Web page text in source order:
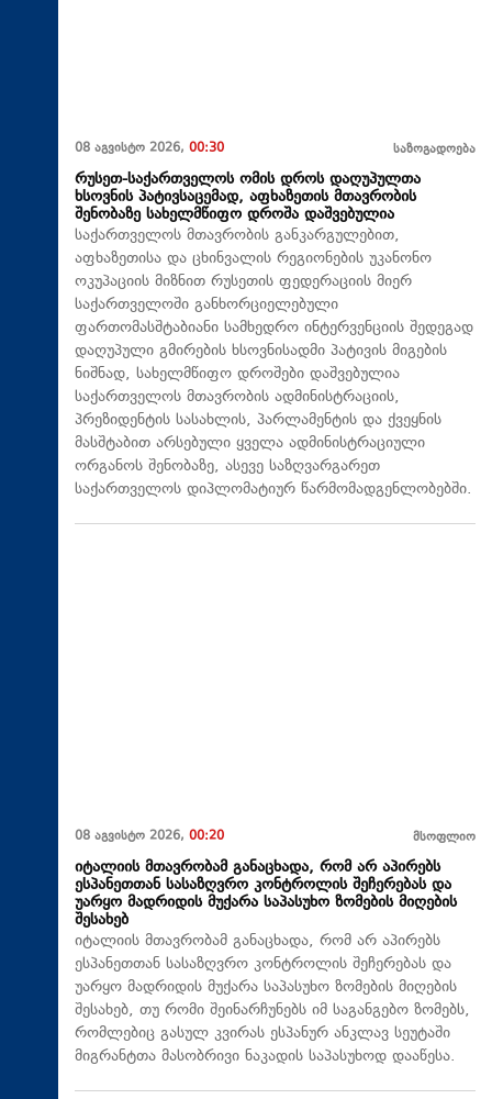
08 აგვისტო 2026, 00:30 საზოგადოება
რუსეთ-საქართველოს ომის დროს დაღუპულთა
ხსოვნის პატივსაცემად, აფხაზეთის მთავრობის
შენობაზე სახელმწიფო დროშა დაშვებულია
საქართველოს მთავრობის განკარგულებით,
აფხაზეთისა და ცხინვალის რეგიონების უკანონო
ოკუპაციის მიზნით რუსეთის ფედერაციის მიერ
საქართველოში განხორციელებული
ფართომასშტაბიანი სამხედრო ინტერვენციის შედეგად
დაღუპული გმირების ხსოვნისადმი პატივის მიგების
ნიშნად, სახელმწიფო დროშები დაშვებულია
საქართველოს მთავრობის ადმინისტრაციის,
პრეზიდენტის სასახლის, პარლამენტის და ქვეყნის
მასშტაბით არსებული ყველა ადმინისტრაციული
ორგანოს შენობაზე, ასევე საზღვარგარეთ
საქართველოს დიპლომატიურ წარმომადგენლობებში.
08 აგვისტო 2026, 00:20 მსოფლიო
იტალიის მთავრობამ განაცხადა, რომ არ აპირებს
ესპანეთთან სასაზღვრო კონტროლის შეჩერებას და
უარყო მადრიდის მუქარა საპასუხო ზომების მიღების
შესახებ
იტალიის მთავრობამ განაცხადა, რომ არ აპირებს
ესპანეთთან სასაზღვრო კონტროლის შეჩერებას და
უარყო მადრიდის მუქარა საპასუხო ზომების მიღების
შესახებ, თუ რომი შეინარჩუნებს იმ საგანგებო ზომებს,
რომლებიც გასულ კვირას ესპანურ ანკლავ სეუტაში
მიგრანტთა მასობრივი ნაკადის საპასუხოდ დააწესა.